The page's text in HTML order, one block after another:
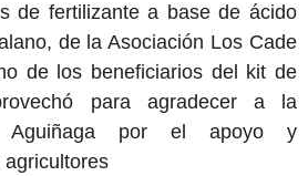
de fertilizante a base de ácido
de la Asociación Los Cade
de los beneficiarios del kit de
para agradecer a la
Aguiñaga por el apoyo y